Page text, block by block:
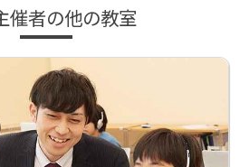
催者の他の教室